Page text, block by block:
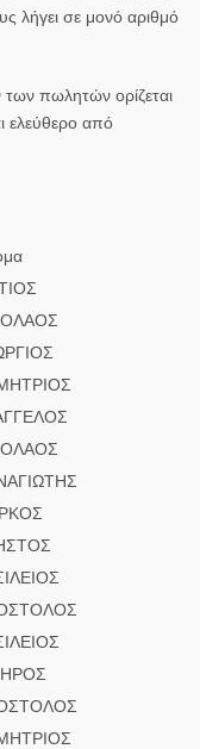
λήγει σε μονό αριθμό
πωλητών ορίζεται
ελεύθερο από